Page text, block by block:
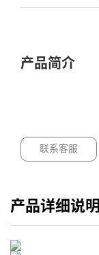
产品简介
联系客服
产品详细说明